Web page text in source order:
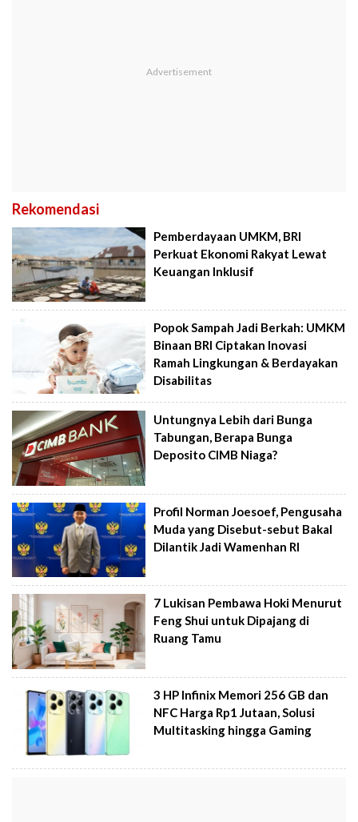
Rekomendasi
Pemberdayaan UMKM, BRI
Perkuat Ekonomi Rakyat Lewat
Keuangan Inklusif
Popok Sampah Jadi Berkah: UMKM
Binaan BRI Ciptakan Inovasi
Ramah Lingkungan & Berdayakan
Disabilitas
Untungnya Lebih dari Bunga
Tabungan, Berapa Bunga
Deposito CIMB Niaga?
Profil Norman Joesoef, Pengusaha
Muda yang Disebut-sebut Bakal
Dilantik Jadi Wamenhan RI
7 Lukisan Pembawa Hoki Menurut
Feng Shui untuk Dipajang di
Ruang Tamu
3 HP Infinix Memori 256 GB dan
NFC Harga Rp1 Jutaan, Solusi
Multitasking hingga Gaming